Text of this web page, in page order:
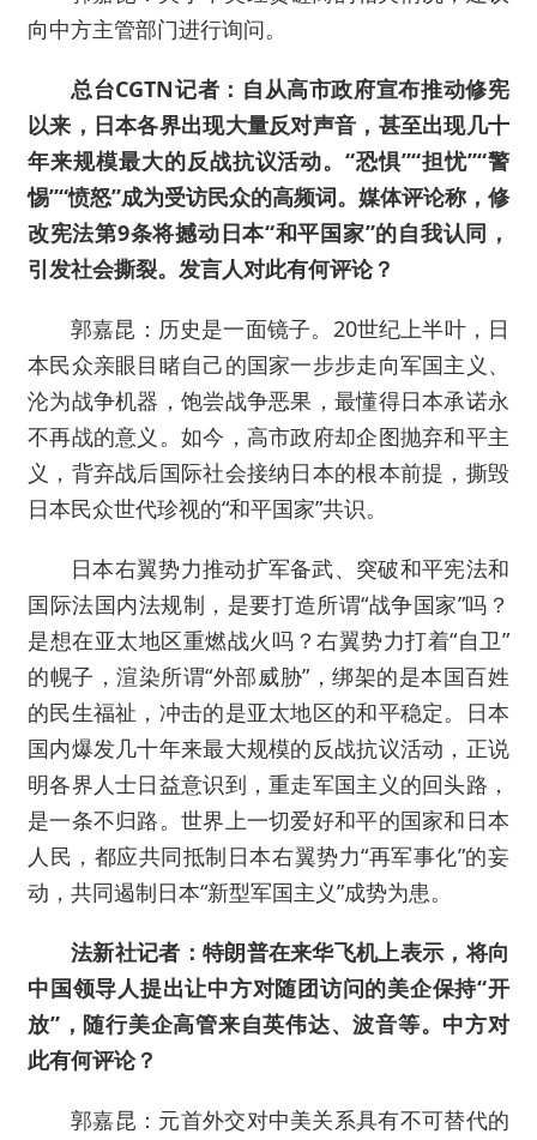
向中方主管部门进行询问。
总台CGTN记者：自从高市政府宣布推动修宪
以来，日本各界出现大量反对声音，甚至出现几十
年来规模最大的反战抗议活动。“恐惧”“担忧”“警
惕”“愤怒”成为受访民众的高频词。媒体评论称，修
改宪法第9条将撼动日本“和平国家”的自我认同，
引发社会撕裂。发言人对此有何评论？
郭嘉昆：历史是一面镜子。20世纪上半叶，日
本民众亲眼目睹自己的国家一步步走向军国主义、
沦为战争机器，饱尝战争恶果，最懂得日本承诺永
不再战的意义。如今，高市政府却企图抛弃和平主
义，背弃战后国际社会接纳日本的根本前提，撕毁
日本民众世代珍视的“和平国家”共识。
日本右翼势力推动扩军备武、突破和平宪法和
国际法国内法规制，是要打造所谓“战争国家”吗？
是想在亚太地区重燃战火吗？右翼势力打着“自卫”
的幌子，渲染所谓“外部威胁”，绑架的是本国百姓
的民生福祉，冲击的是亚太地区的和平稳定。日本
国内爆发几十年来最大规模的反战抗议活动，正说
明各界人士日益意识到，重走军国主义的回头路，
是一条不归路。世界上一切爱好和平的国家和日本
人民，都应共同抵制日本右翼势力“再军事化”的妄
动，共同遏制日本“新型军国主义”成势为患。
法新社记者：特朗普在来华飞机上表示，将向
中国领导人提出让中方对随团访问的美企保持“开
放”，随行美企高管来自英伟达、波音等。中方对
此有何评论？
郭嘉昆：元首外交对中美关系具有不可替代的